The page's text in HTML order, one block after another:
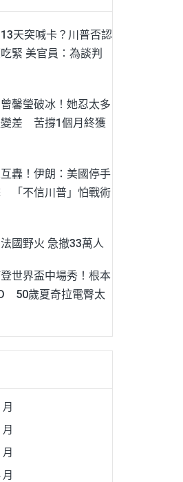
天突喊卡？川普否認
緊 美官員：為談判
馨瑩破冰！她忍太多
差 苦撐1個月終獲
轟！伊朗：美國停手
「不信川普」怕戰術
國野火 急撤33萬人
世界盃中場秀！根本
50歲夏奇拉電臀太